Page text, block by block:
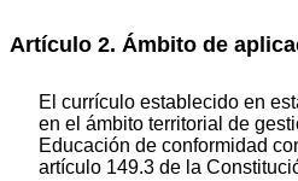
Artículo 2. Ámbito de
El currículo establecido en
en el ámbito territorial de
Educación de conformidad
artículo 149.3 de la